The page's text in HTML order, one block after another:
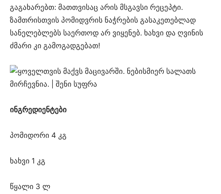
გაგახარებთ: მათთვისაც არის მსგავსი რეცეპტი.
ზამთრისთვის პომიდვრის ნაჭრების გასაკეთებლად
სანელებლებს საერთოდ არ ვიყენებ. ხახვი და ღვინის
ძმარი კი გამოგადგებათ!
ინგრედიენტები
პომიდორი 4 კგ
ხახვი 1 კგ
წყალი 3 ლ